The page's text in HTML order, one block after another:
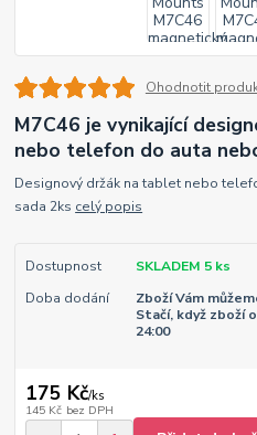
Ohodnotit
M7C46 je vynikající
nebo telefon do auta
Designový držák na tablet nebo
sada 2ks celý popis
Dostupnost
SKLADEM 5 ks
Doba dodání
Zboží Vám
Stačí, když zboží
24:00
175 Kč/ks
145 Kč bez DPH